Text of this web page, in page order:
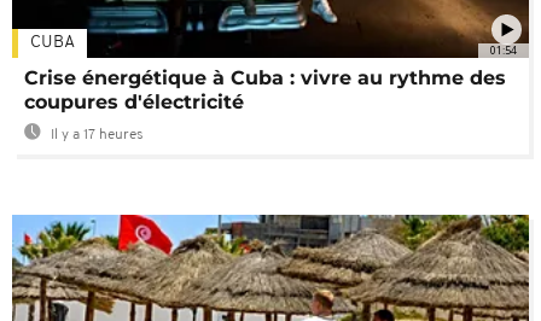
01:54
CUBA
Crise énergétique à Cuba : vivre au rythme des
coupures d'électricité
Il y a 17 heures